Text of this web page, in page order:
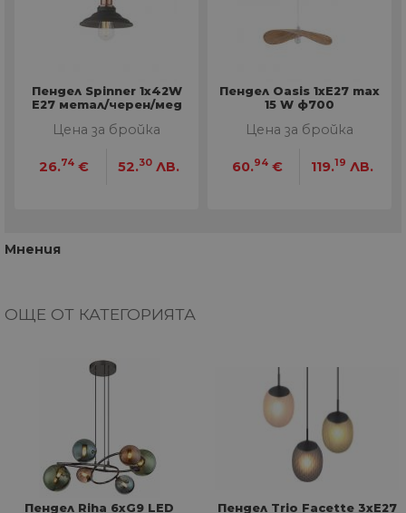
Пендел Spinner 1x42W
E27 метал/черен/мед
Цена за бройка
26.74 € 52.30 ЛВ.
Пендел Oasis 1xE27 max
15 W ф700
Цена за бройка
60.94 € 119.19 ЛВ.
Мнения
ОЩЕ ОТ КАТЕГОРИЯТА
Пендел Riha 6xG9 LED Пендел Trio Facette 3xE27